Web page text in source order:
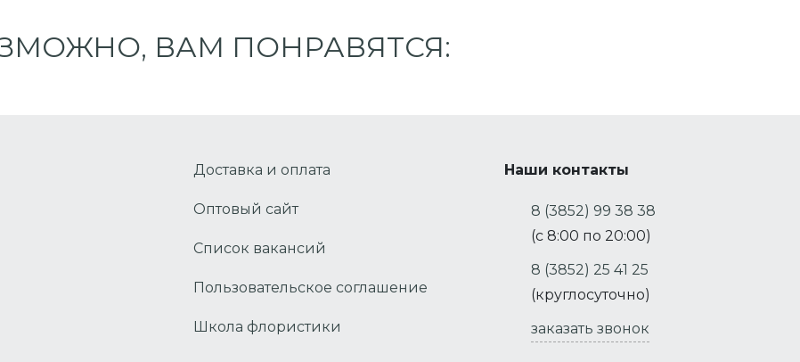
ВАМ ПОНРАВЯТСЯ:
Доставка и оплата
Оптовый сайт
Список вакансий
Пользовательское соглашение
Школа флористики
Наши контакты
8 (3852) 99 38 38
(с 8:00 по 20:00)
8 (3852) 25 41 25
(круглосуточно)
заказать звонок